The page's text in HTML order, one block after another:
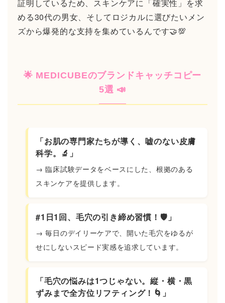
証明しているため、スキンケアに「確実性」を求
める30代の男女、そしてロジカルに選びたいメン
ズから爆発的な支持を集めているんです🤝💯
🌟 MEDICUBEのブランドキャッチコピー
5選 📣
「お肌の専門家たちが導く、嘘のない皮膚
科学。🔬」
→ 臨床試験データをベースにした、根拠のある
スキンケアを提供します。
#1日1回、毛穴の引き締め習慣！🛡️」
→ 毎日のデイリーケアで、開いた毛穴をゆるが
せにしないスピード実感を追求しています。
「毛穴の悩みは1つじゃない。縦・横・黒
ずみまで全方位リフティング！🌀」